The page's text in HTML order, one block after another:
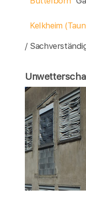
Kelkheim
/